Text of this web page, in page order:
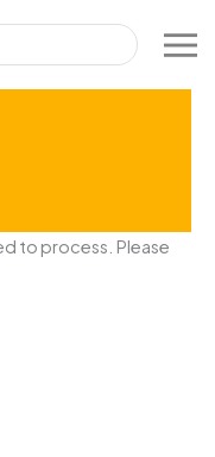
to process. Please